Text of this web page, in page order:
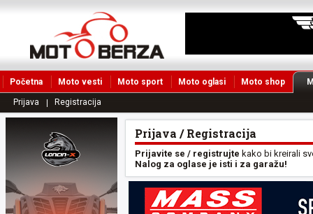
Početna Moto vesti Moto sport Moto oglasi Moto shop
Prijava Registracija
Prijava / Registracija
Prijavite se / registrujte kako bi kreirali
Nalog za oglase je isti i za garažu!